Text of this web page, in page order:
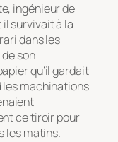
ingénieur de
survivait à la
dans les
son
qu’il gardait
les machinations
ce tiroir pour
les matins.